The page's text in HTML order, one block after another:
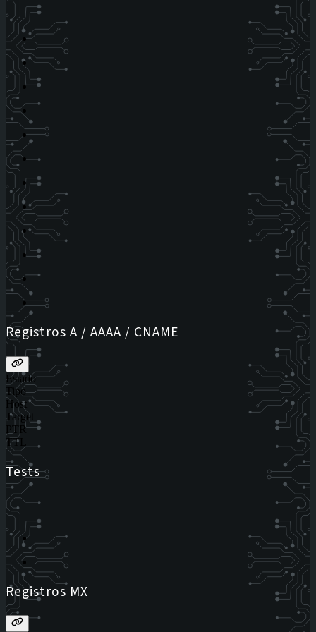
Registros A / AAAA / CNAME
Estado
Tipo
Host
Target
PTR
TTL
Tests
Registros MX